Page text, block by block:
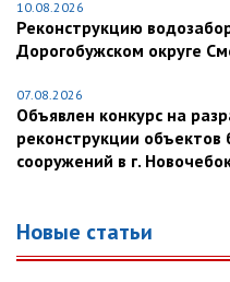
10.08.2026
Реконструкцию
Дорогобужском округе
07.08.2026
Объявлен конкурс на
реконструкции объектов
сооружений в г.
Новые статьи